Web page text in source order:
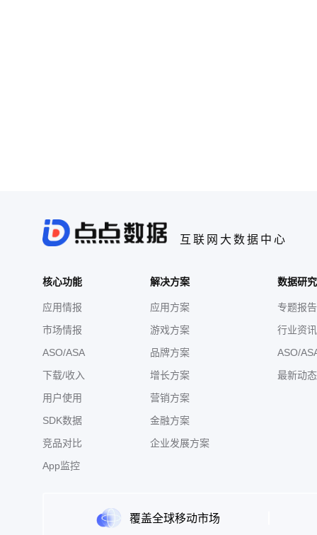
互联网大数据中心
核心功能
应用情报
市场情报
ASO/ASA
下载/收入
用户使用
SDK数据
竞品对比
App监控
解决方案
应用方案
游戏方案
品牌方案
增长方案
营销方案
金融方案
企业发展方案
数据研
专题报告
行业资讯
ASO/
最新动态
覆盖全球移动市场